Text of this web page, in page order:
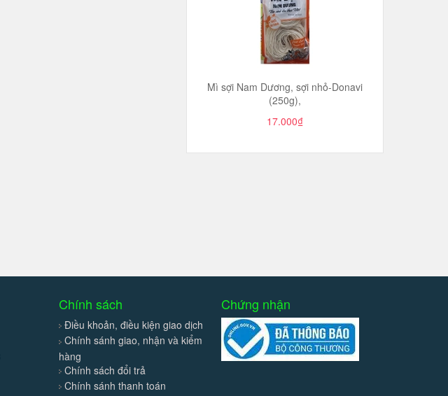
Mì sợi Nam Dương, sợi nhỏ-Donavi
(250g),
17.000₫
Chính sách
Điều khoản, điều kiện giao dịch
Chính sánh giao, nhận và kiểm
hàng
Chính sách đổi trả
Chính sánh thanh toán
Chứng nhận